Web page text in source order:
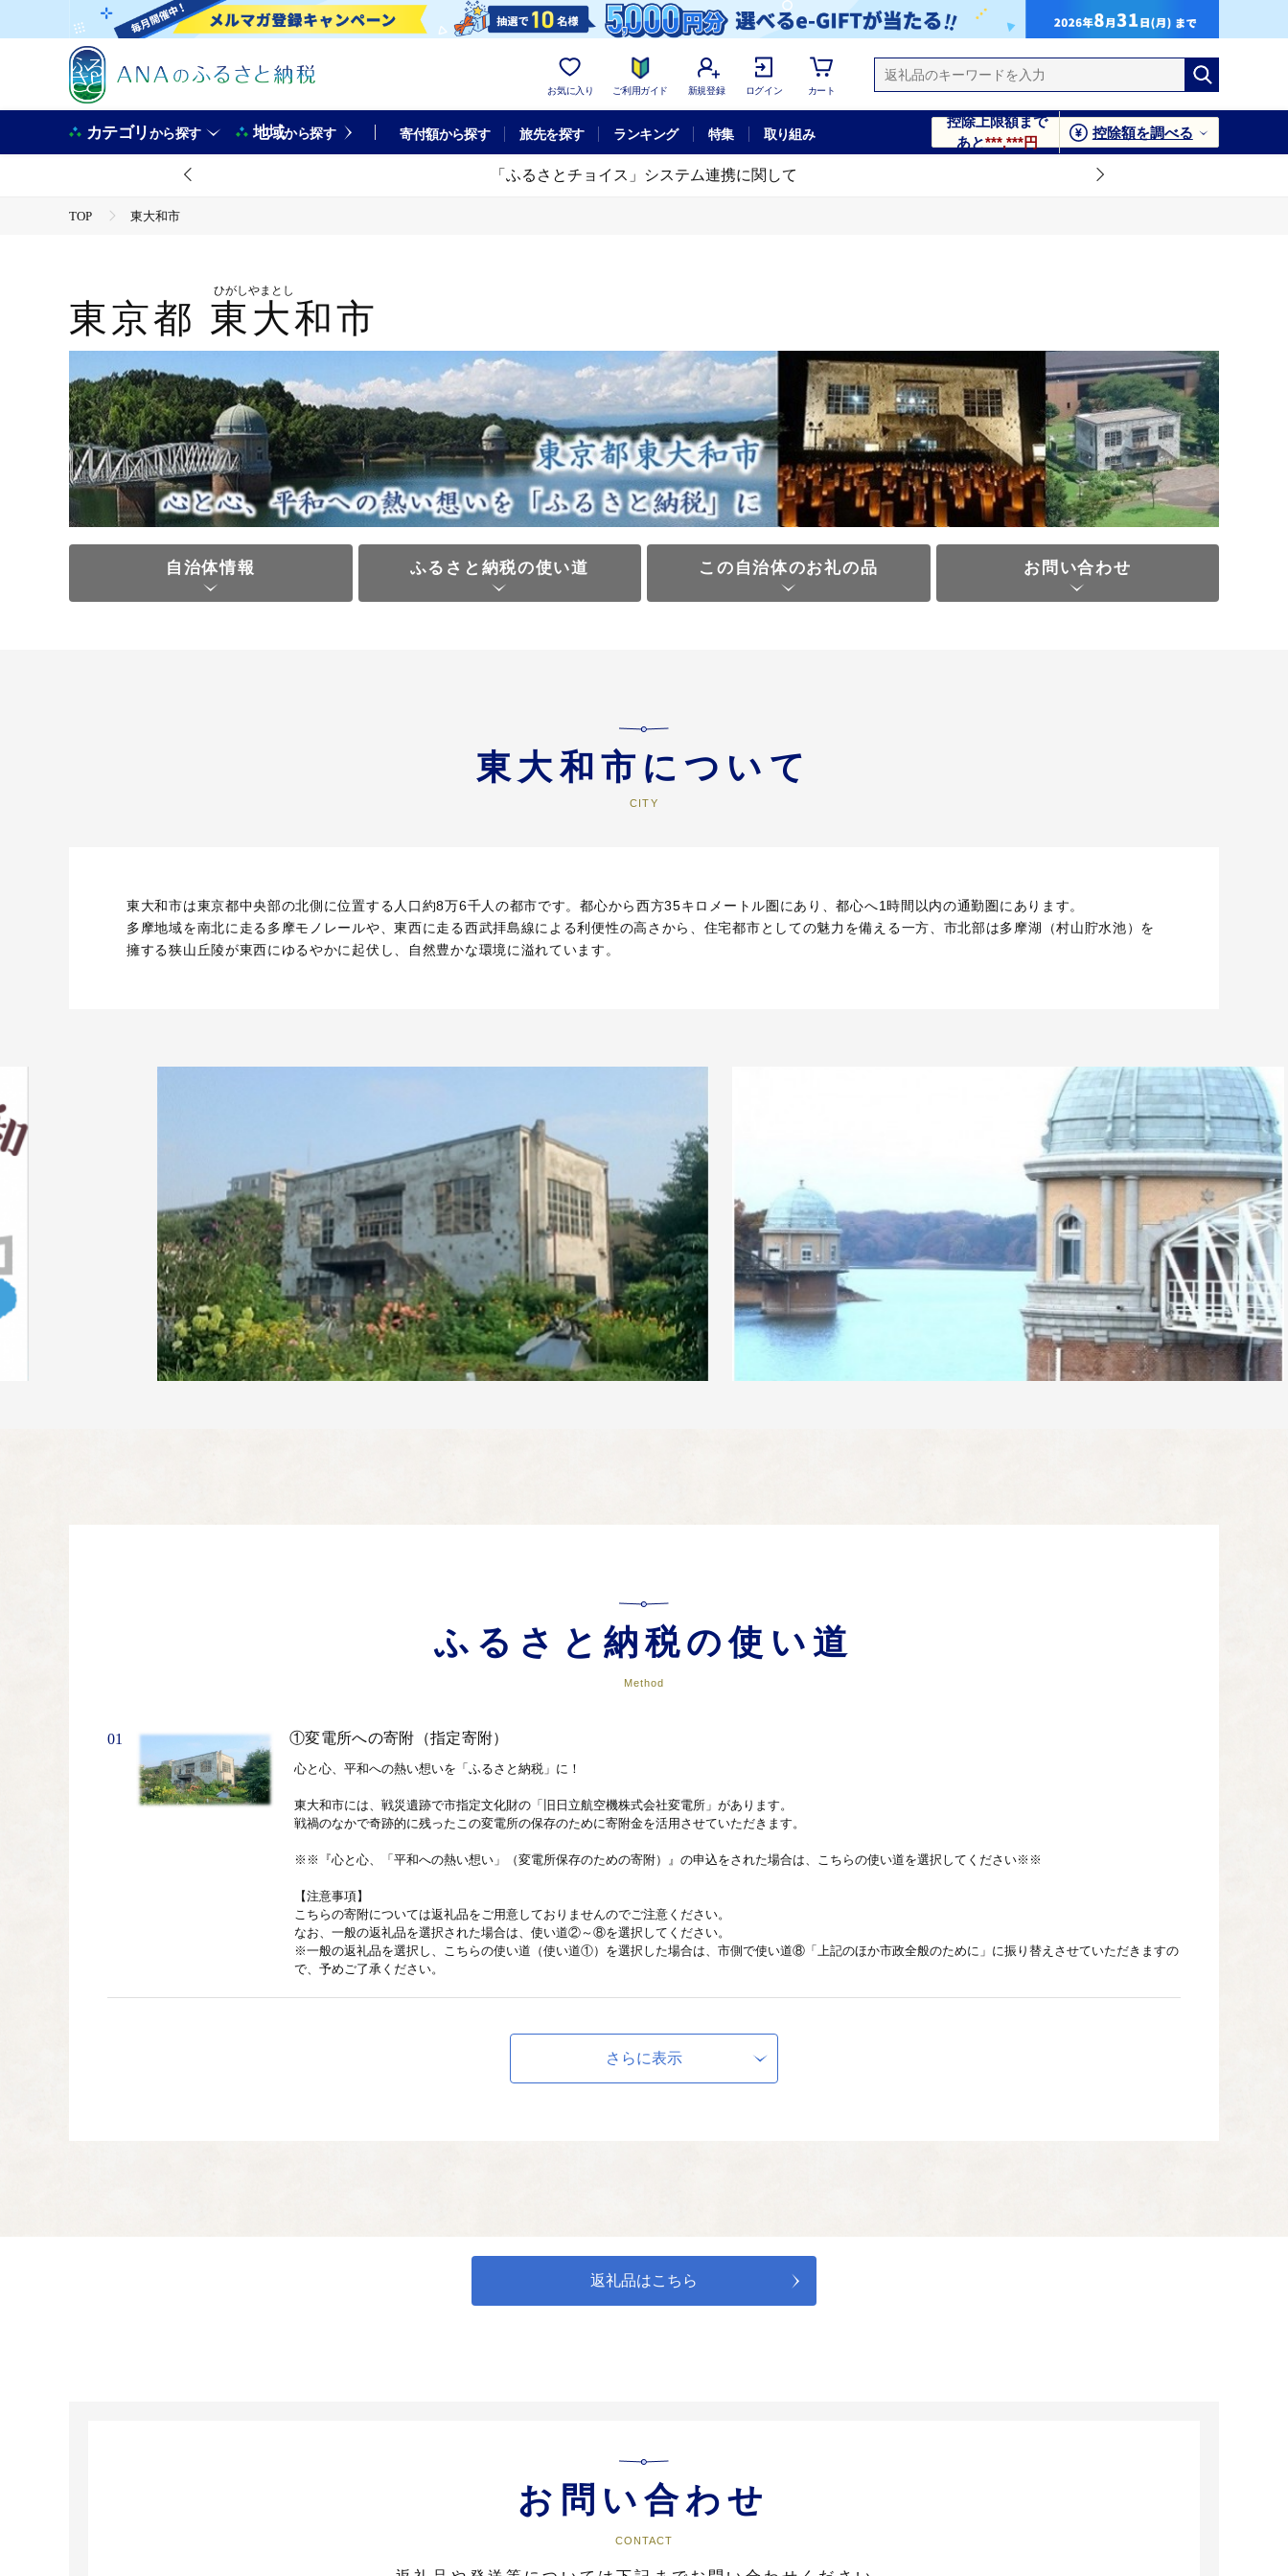
お気に入り ご利用ガイド 新規登録 ログイン カート
カテゴリから探す 地域から探す 寄付額から探す 旅先を探す ランキング 特集 取り組み
控除上限額まで
あと***,***円
控除額を調べる
「ふるさとチョイス」システム連携に関して
TOP 東大和市
東京都 東大和市
ひがしやまとし
自治体情報 ふるさと納税の使い道 この自治体のお礼の品 お問い合わせ
東大和市について
東大和市は東京都中央部の北側に位置する人口約8万6千人の都市です。都心から西方35キロメートル圏にあり、都心へ1時間以内の通勤圏にあります。
多摩地域を南北に走る多摩モノレールや、東西に走る西武拝島線による利便性の高さから、住宅都市としての魅力を備える一方、市北部は多摩湖（村山貯水池）を
擁する狭山丘陵が東西にゆるやかに起伏し、自然豊かな環境に溢れています。
ふるさと納税の使い道
Method
01 ①変電所への寄附（指定寄附）
心と心、平和への熱い想いを「ふるさと納税」に！
東大和市には、戦災遺跡で市指定文化財の「旧日立航空機株式会社変電所」があります。
戦禍のなかで奇跡的に残ったこの変電所の保存のために寄附金を活用させていただきます。
※※『心と心、「平和への熱い想い」（変電所保存のための寄附）』の申込をされた場合は、こちらの使い道を選択してください※※
【注意事項】
こちらの寄附については返礼品をご用意しておりませんのでご注意ください。
なお、一般の返礼品を選択された場合は、使い道②～⑧を選択してください。
※一般の返礼品を選択し、こちらの使い道（使い道①）を選択した場合は、市側で使い道⑧「上記のほか市政全般のために」に振り替えさせていただきますの
で、予めご了承ください。
※心と心、「平和への熱い想い」（変電所保存のための寄附）を選択し、こちらの使い道（使い道③）を選択した場合は、市側で使い道①「変電所への寄附
心豊かに暮らせるまちづくりを目指します。
さらに表示
返礼品はこちら
お問い合わせ
CONTACT